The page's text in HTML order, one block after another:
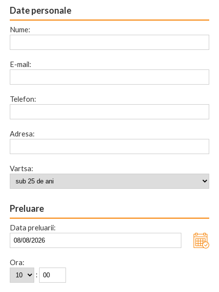
Date personale
Nume:
E-mail:
Telefon:
Adresa:
Vartsa:
Preluare
Data preluarii:
Ora:
: